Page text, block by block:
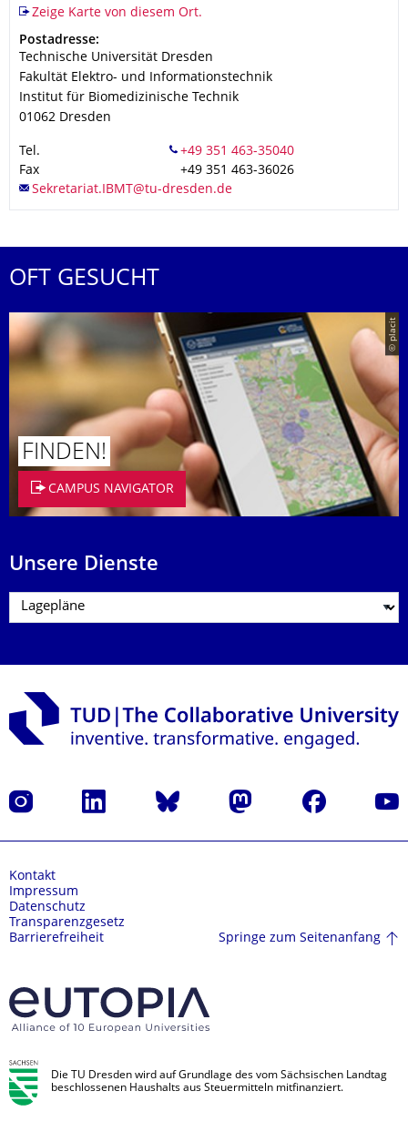
Zeige Karte von diesem Ort.
Adresse
Postadresse:
Technische Universität Dresden
Fakultät Elektro- und Informationstechnik
Institut für Biomedizinische Technik
01062 Dresden
Tel.
Fax
+49 351 463-36026
OFT GESUCHT
© placit
FINDEN!
CAMPUS NAVIGATOR
Unsere Dienste
Instagram LinkedIn Bluesky Mastodon Facebook
Kontakt
Impressum
Datenschutz
Transparenzgesetz
Barrierefreiheit
Springe zum Seitenanfang
Die TU Dresden wird auf Grundlage des vom Sächsischen Landtag
beschlossenen Haushalts aus Steuermitteln mitfinanziert.